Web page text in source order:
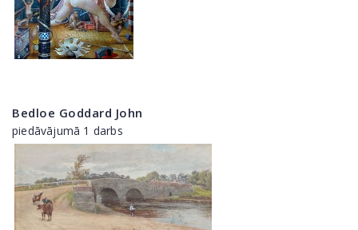
Bedloe Goddard John
piedāvājumā 1 darbs